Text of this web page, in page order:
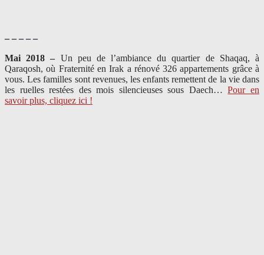
– – – – –
Mai 2018 – Un peu de l’ambiance du quartier de Shaqaq, à
Qaraqosh, où Fraternité en Irak a rénové 326 appartements grâce à
vous. Les familles sont revenues, les enfants remettent de la vie dans
les ruelles restées des mois silencieuses sous Daech… Pour en
savoir plus, cliquez ici !